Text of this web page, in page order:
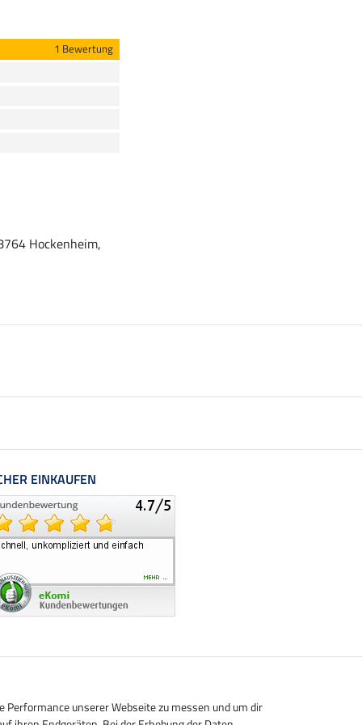
1 Bewertung
Hockenheim,
EINKAUFEN
Performance unserer Webseite zu messen und um dir